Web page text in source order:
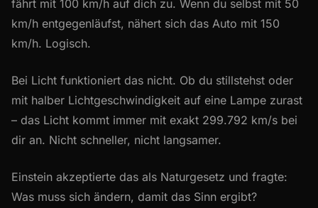
fährt mit 100 km/h auf dich zu. Wenn du selbst mit 50
km/h entgegenläufst, nähert sich das Auto mit 150
km/h. Logisch.
Bei Licht funktioniert das nicht. Ob du stillstehst oder
mit halber Lichtgeschwindigkeit auf eine Lampe zurast
– das Licht kommt immer mit exakt 299.792 km/s bei
dir an. Nicht schneller, nicht langsamer.
Einstein akzeptierte das als Naturgesetz und fragte:
Was muss sich ändern, damit das Sinn ergibt?